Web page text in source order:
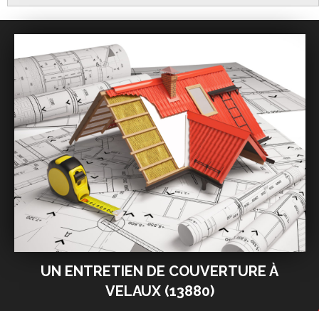
UN ENTRETIEN DE COUVERTURE À
VELAUX (13880)